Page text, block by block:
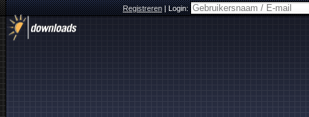
Registreren|Login: